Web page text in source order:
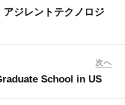
ジレントテクノロジ
次へ
School in US